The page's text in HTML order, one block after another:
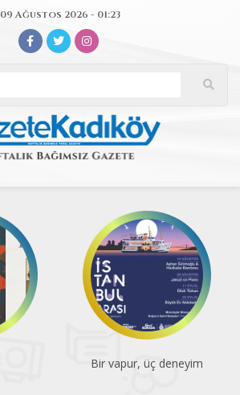
09 Ağustos 2026 - 01:23
Bir vapur, üç deneyim